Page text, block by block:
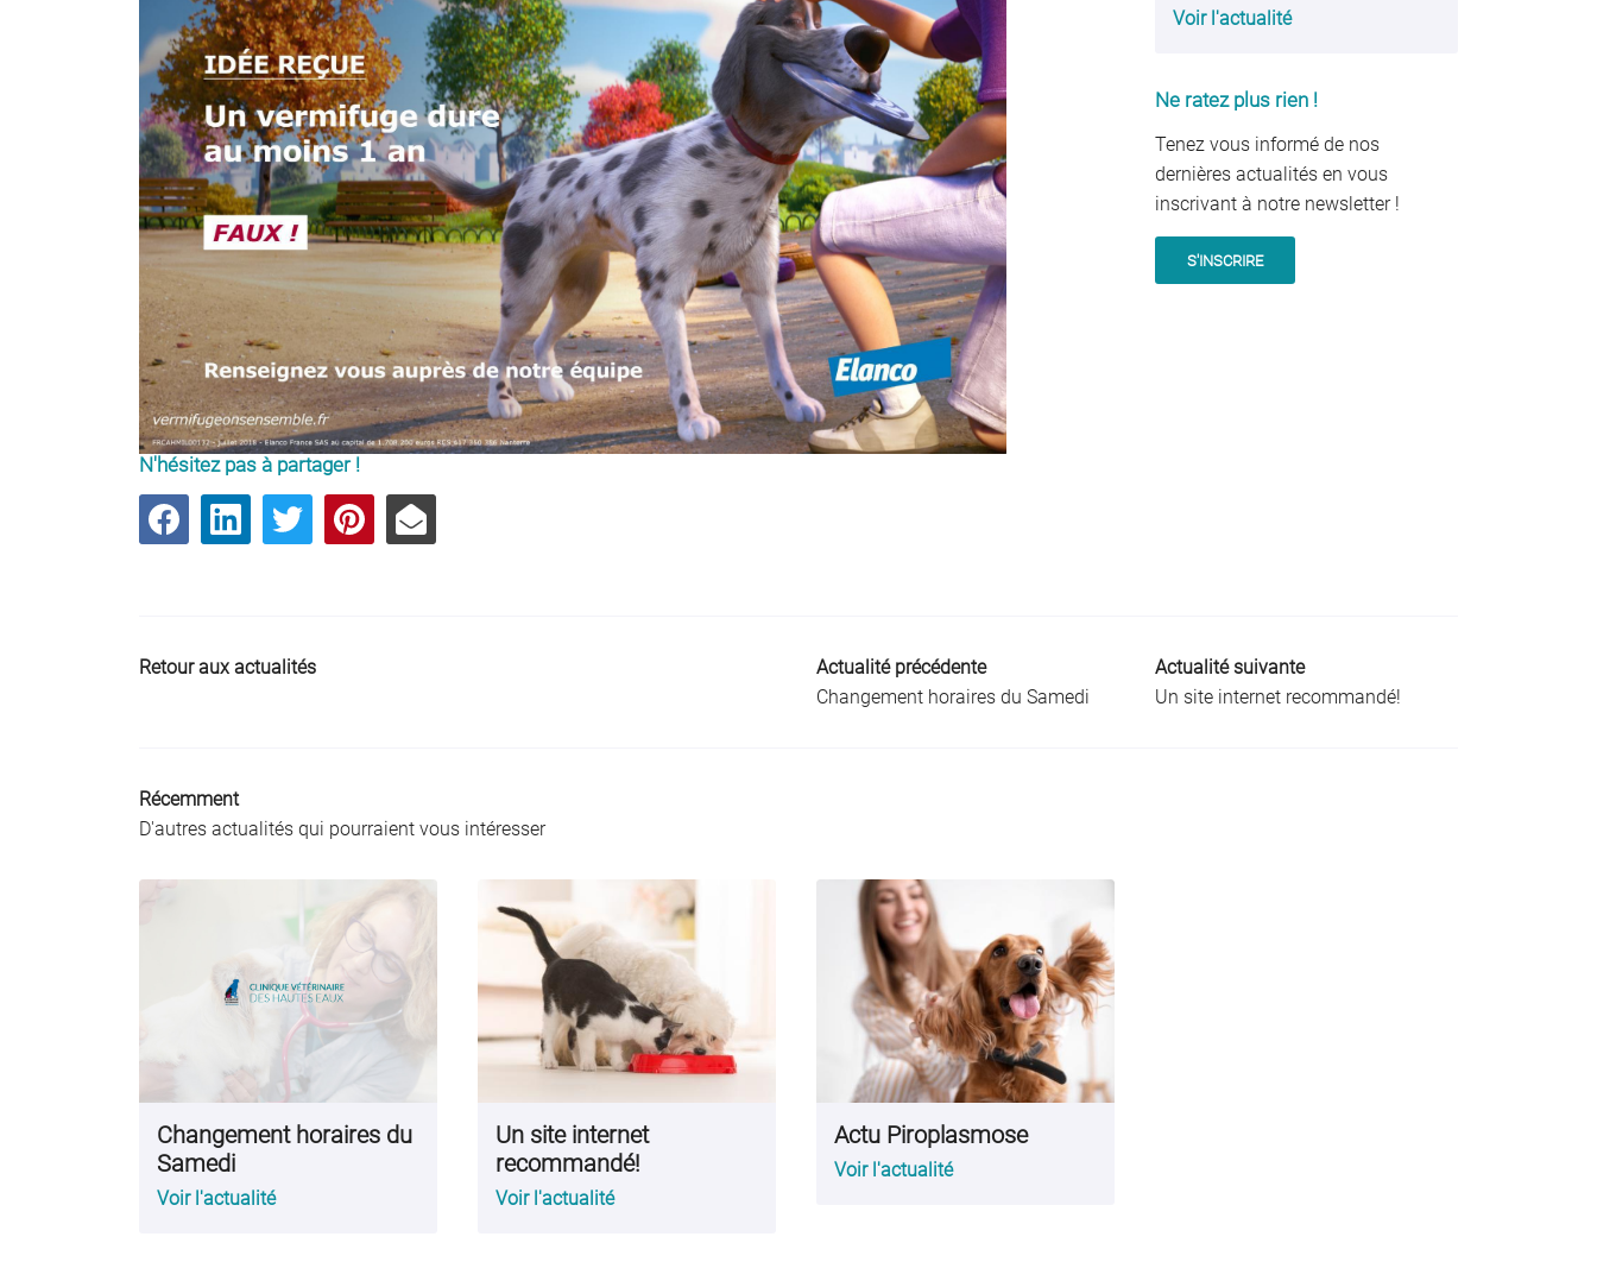
N'hésitez pas à partager !
Voir l'actualité
Ne ratez plus rien !
Tenez vous informé de nos
dernières actualités en vous
inscrivant à notre newsletter !
S'INSCRIRE
Retour aux actualités
Actualité précédente
Changement horaires du Samedi
Actualité suivante
Un site internet recommandé!
Récemment
D'autres actualités qui pourraient vous intéresser
Changement horaires du
Samedi
Voir l'actualité
Un site internet
recommandé!
Voir l'actualité
Actu Piroplasmose
Voir l'actualité